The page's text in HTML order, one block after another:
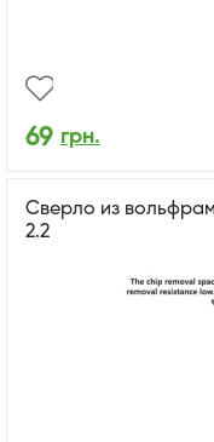
69 грн.
Сверло из
2.2